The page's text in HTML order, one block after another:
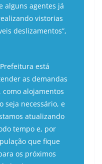
alguns agentes já
vistorias
deslizamentos”,
está
as demandas
como alojamentos
seja necessário, e
atualizando
tempo e, por
que fique
os próximos